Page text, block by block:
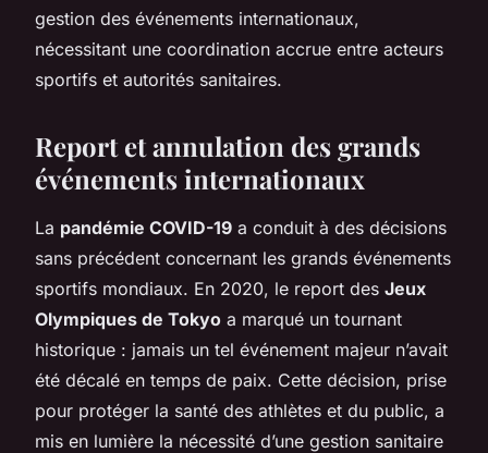
gestion des événements internationaux,
nécessitant une coordination accrue entre acteurs
sportifs et autorités sanitaires.
Report et annulation des grands
événements internationaux
La pandémie COVID-19 a conduit à des décisions
sans précédent concernant les grands événements
sportifs mondiaux. En 2020, le report des Jeux
Olympiques de Tokyo a marqué un tournant
historique : jamais un tel événement majeur n’avait
été décalé en temps de paix. Cette décision, prise
pour protéger la santé des athlètes et du public, a
mis en lumière la nécessité d’une gestion sanitaire